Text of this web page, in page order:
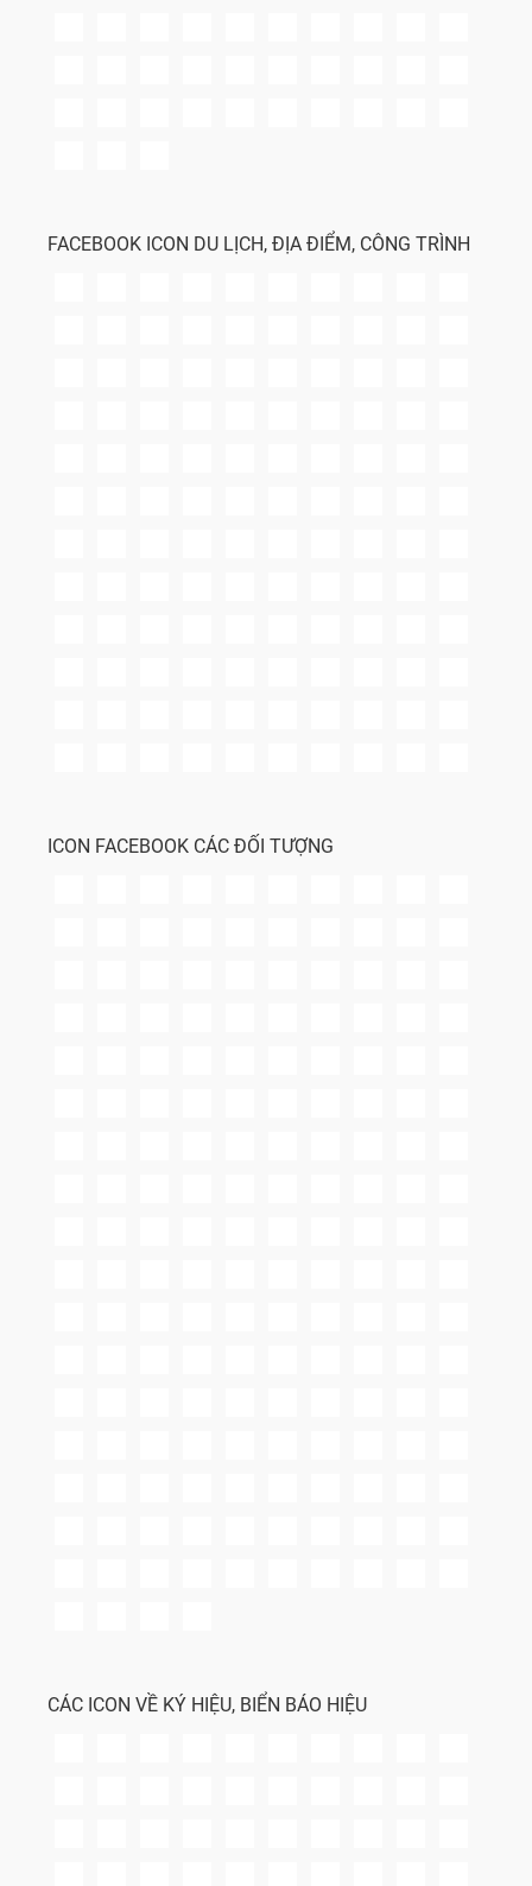
FACEBOOK ICON DU LỊCH, ĐỊA ĐIỂM, CÔNG TRÌNH
ICON FACEBOOK CÁC ĐỐI TƯỢNG
CÁC ICON VỀ KÝ HIỆU, BIỂN BÁO HIỆU